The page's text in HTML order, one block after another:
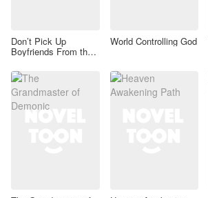
Don’t Pick Up
Boyfriends From the
World Controlling God